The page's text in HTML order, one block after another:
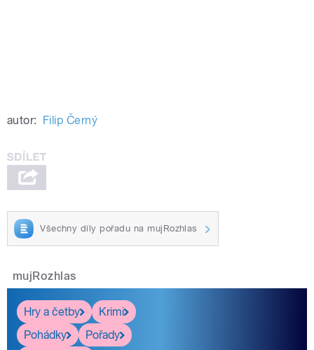
autor: Filip Černý
Všechny díly pořadu na mujRozhlas
mujRozhlas
Hry a četby
Krimi
Pohádky
Pořady